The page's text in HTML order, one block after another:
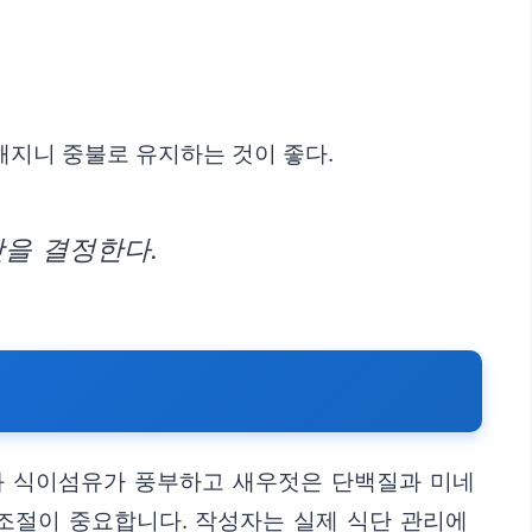
니 중불로 유지하는 것이 좋다.
결정한다.
이섬유가 풍부하고 새우젓은 단백질과 미네
이 중요합니다. 작성자는 실제 식단 관리에